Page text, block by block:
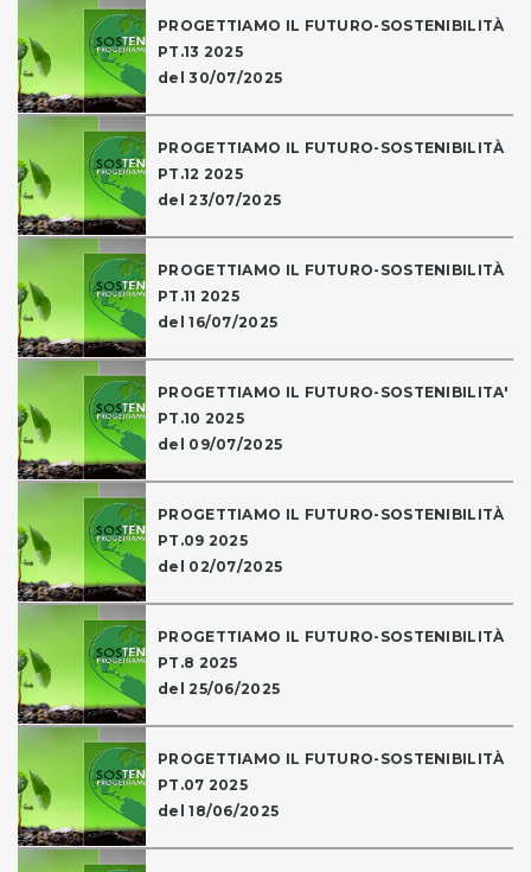
PROGETTIAMO IL FUTURO-SOSTENIBILITÀ
PT.13 2025
del 30/07/2025
PROGETTIAMO IL FUTURO-SOSTENIBILITÀ
PT.12 2025
del 23/07/2025
PROGETTIAMO IL FUTURO-SOSTENIBILITÀ
PT.11 2025
del 16/07/2025
PROGETTIAMO IL FUTURO-SOSTENIBILITA'
PT.10 2025
del 09/07/2025
PROGETTIAMO IL FUTURO-SOSTENIBILITÀ
PT.09 2025
del 02/07/2025
PROGETTIAMO IL FUTURO-SOSTENIBILITÀ
PT.8 2025
del 25/06/2025
PROGETTIAMO IL FUTURO-SOSTENIBILITÀ
PT.07 2025
del 18/06/2025